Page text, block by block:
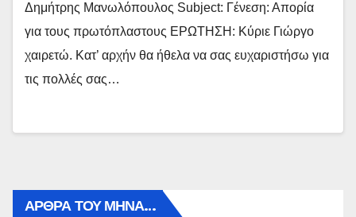
Δημήτρης Μανωλόπουλος Subject: Γένεση: Απορία
για τους πρωτόπλαστους ΕΡΩΤΗΣΗ: Κύριε Γιώργο
χαιρετώ. Κατ’ αρχήν θα ήθελα να σας ευχαριστήσω για
τις πολλές σας…
ΑΡΘΡΑ ΤΟΥ ΜΉΝΑ…